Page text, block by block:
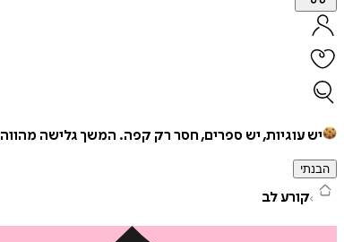
יש עוגיות, יש ספרים, חסר רק קפה. המשך גלישה מהווה
הבנתי
קורע לב